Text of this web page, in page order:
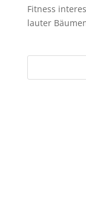
Fitness
lauter